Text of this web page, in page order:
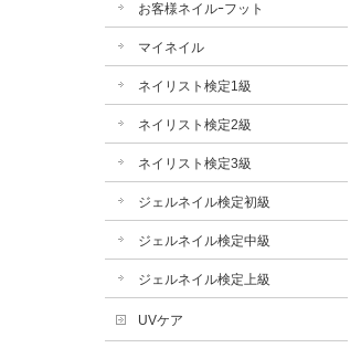
お客様ネイルｰフット
マイネイル
ネイリスト検定1級
ネイリスト検定2級
ネイリスト検定3級
ジェルネイル検定初級
ジェルネイル検定中級
ジェルネイル検定上級
UVケア